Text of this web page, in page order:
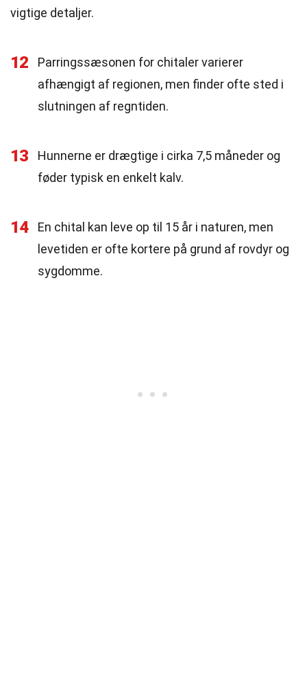
vigtige detaljer.
12
Parringssæsonen for chitaler varierer
afhængigt af regionen, men finder ofte sted i
slutningen af regntiden.
13
Hunnerne er drægtige i cirka 7,5 måneder og
føder typisk en enkelt kalv.
14
En chital kan leve op til 15 år i naturen, men
levetiden er ofte kortere på grund af rovdyr og
sygdomme.